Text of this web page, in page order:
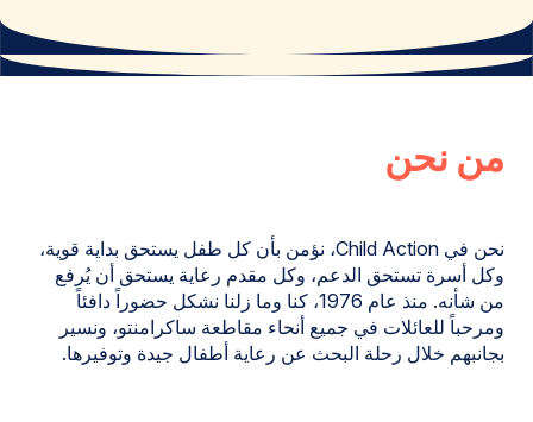
من نحن
نحن في Child Action، نؤمن بأن كل طفل يستحق بداية قوية،
وكل أسرة تستحق الدعم، وكل مقدم رعاية يستحق أن يُرفع
من شأنه. منذ عام 1976، كنا وما زلنا نشكل حضوراً دافئاً
ومرحباً للعائلات في جميع أنحاء مقاطعة ساكرامنتو، ونسير
بجانبهم خلال رحلة البحث عن رعاية أطفال جيدة وتوفيرها.